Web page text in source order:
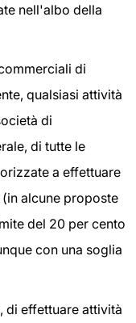
nell'albo della
di
qualsiasi attività
di
di tutte le
a effettuare
alcune proposte
del 20 per cento
con una soglia
di effettuare attività